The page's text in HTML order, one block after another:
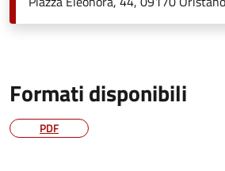
Formati disponibili
PDF